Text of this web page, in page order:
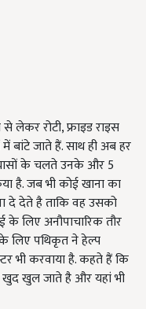
से लेकर रोटी, फ्राइड राइस
बांटे जाते हैं. साथ ही अब हर
के चलते उनके और 5
है. जब भी कोई खाना का
दे देते है ताकि वह उसको
लिए अनौपाचारिक तौर
लिए पथिकृत ने हेल्प
भी करवाया है. कहते हैं कि
खुद खुल जाते है और यहां भी